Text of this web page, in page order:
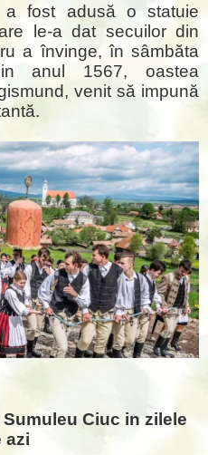
fost adusă o statuie
le-a dat secuilor din
a învinge, în sâmbăta
anul 1567, oastea
venit să impună
Ciuc in zilele
azi